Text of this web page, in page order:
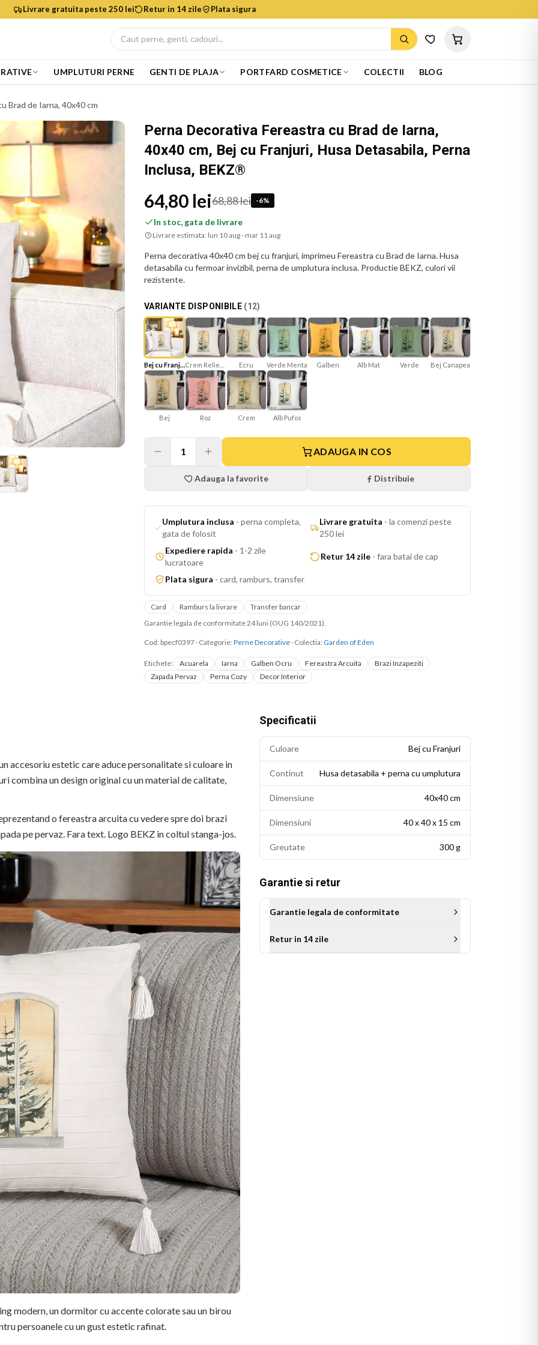
Livrare gratuita peste 250 lei Retur in 14 zile Plata sigura
UMPLUTURI PERNE GENTI DE PLAJA PORTFARD COSMETICE COLECTII BLOG
Brad de Iarna, 40x40 cm
Perna Decorativa Fereastra cu Brad de Iarna,
40x40 cm, Bej cu Franjuri, Husa Detasabila, Perna
Inclusa, BEKZ®
64,80 lei68,88 lei -6%
In stoc, gata de livrare
Livrare estimata: lun 10 aug - mar 11 aug
Perna decorativa 40x40 cm bej cu franjuri, imprimeu Fereastra cu Brad de Iarna. Husa
detasabila cu fermoar invizibil, perna de umplutura inclusa. Productie BEKZ, culori vii
rezistente.
VARIANTE DISPONIBILE (12)
Bej cu Franjuri Ecru Verde Menta Galben Alb Mat Verde Bej Canapea
Bej Roz Crem Alb Pufos
1 ADAUGA IN COS
Adauga la favorite Distribuie
Umplutura inclusa -perna completa,
gata de folosit
Livrare gratuita -la comenzi peste
250 lei
Expediere rapida - 1-2 zile
lucratoare
Retur 14 zile - fara batai de cap
Plata sigura - card, ramburs, transfer
Card Ramburs la livrare
Transfer bancar
Garantie legala de conformitate 24 luni (OUG 140/2021).
Cod: bpecf0397 · Categorie: Perne Decorative · Colectia: Garden of Eden
Etichete: Acuarela Iarna Galben Ocru Fereastra Arcuita
Brazi Inzapeziti
Zapada Pervaz
Perna Cozy Decor Interior
accesoriu estetic care aduce personalitate si culoare in
combina un design original cu un material de calitate,
o fereastra arcuita cu vedere spre doi brazi
pe pervaz. Fara text. Logo BEKZ in coltul stanga-jos.
modern, un dormitor cu accente colorate sau un birou
persoanele cu un gust estetic rafinat.
Specificatii
Culoare Bej cu Franjuri
Continut Husa detasabila + perna cu umplutura
Dimensiune 40x40 cm
Dimensiuni 40 x 40 x 15 cm
Greutate 300 g
Garantie si retur
Garantie legala de conformitate
Retur in 14 zile